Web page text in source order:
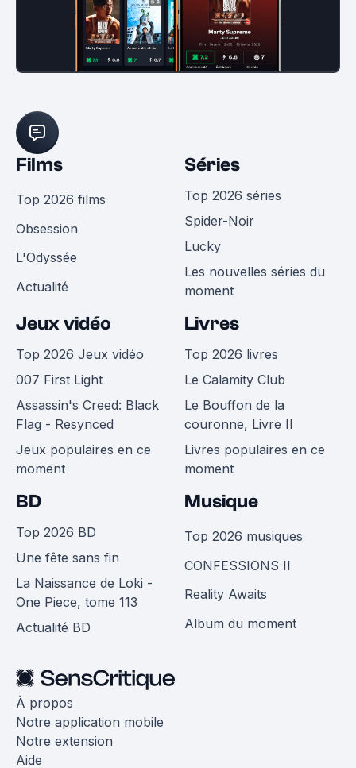
Films
Top 2026 films
Obsession
L'Odyssée
Actualité
Séries
Top 2026 séries
Spider-Noir
Lucky
Les nouvelles séries du
moment
Jeux vidéo
Top 2026 Jeux vidéo
007 First Light
Assassin's Creed: Black
Flag - Resynced
Jeux populaires en ce
moment
Livres
Top 2026 livres
Le Calamity Club
Le Bouffon de la
couronne, Livre II
Livres populaires en ce
moment
BD
Top 2026 BD
Une fête sans fin
La Naissance de Loki -
One Piece, tome 113
Actualité BD
Musique
Top 2026 musiques
CONFESSIONS II
Reality Awaits
Album du moment
À propos
Notre application mobile
Notre extension
Aide